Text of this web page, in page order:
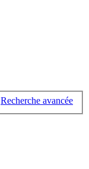
Recherche avancée